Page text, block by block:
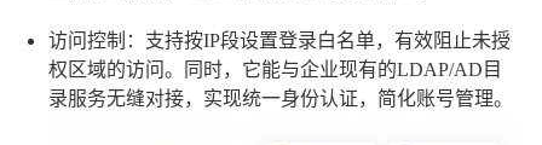
访问控制 ：支持按IP段设置登录白名单，有效阻止未授
权区域的访问。同时，它能与企业现有的LDAP/AD目
录服务无缝对接，实现统一身份认证，简化账号管理。